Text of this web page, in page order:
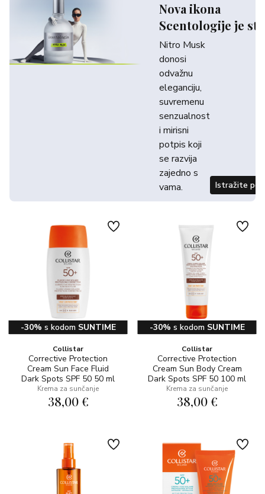
Nova ikona
Scentologije je
Nitro Musk
donosi
odvažnu
eleganciju,
suvremenu
senzualnost
i mirisni
potpis koji
se razvija
zajedno s
vama.
Istražite
-30% s kodom SUNTIME
Collistar
Corrective Protection
Cream Sun Face Fluid
Dark Spots SPF 50 50 ml
Krema za sunčanje
38,00 €
-30% s kodom SUNTIME
Collistar
Corrective Protection
Cream Sun Body Cream
Dark Spots SPF 50 100 ml
Krema za sunčanje
38,00 €